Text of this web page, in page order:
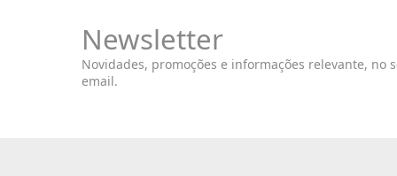
Newsletter
Novidades, promoções e informações relevante, no
email.